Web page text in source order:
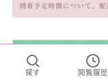
探す 閲覧履歴